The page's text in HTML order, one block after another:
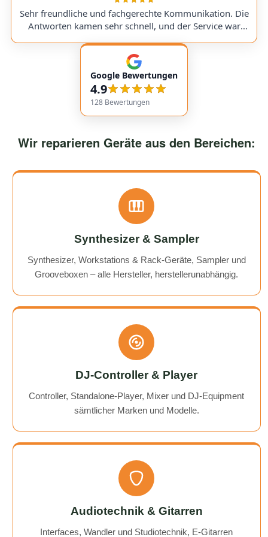
a replacement part, I was always kept fully informed. I
would use them again anytime!
Sehr freundliche und fachgerechte Kommunikation. Die
Antworten kamen sehr schnell, und der Service war
empfehlenswert! Very friendly and professional
communication. Responses came very quickly, and the
service overall was extremely friendly and reliable.
Highly recommended!
Google Bewertungen
4.9
128 Bewertungen
Wir reparieren Geräte aus den Bereichen:
Synthesizer & Sampler
Synthesizer, Workstations & Rack-Geräte, Sampler und
Grooveboxen – alle Hersteller, herstellerunabhängig.
DJ-Controller & Player
Controller, Standalone-Player, Mixer und DJ-Equipment
sämtlicher Marken und Modelle.
Audiotechnik & Gitarren
Interfaces, Wandler und Studiotechnik, E-Gitarren